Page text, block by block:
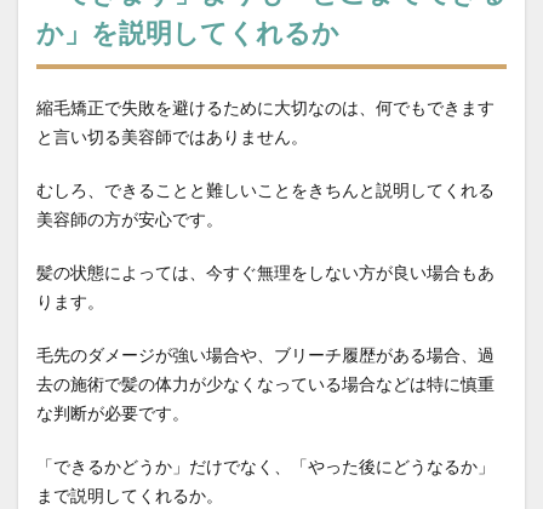
か」を説明してくれるか
縮毛矯正で失敗を避けるために大切なのは、何でもできます
と言い切る美容師ではありません。
むしろ、できることと難しいことをきちんと説明してくれる
美容師の方が安心です。
髪の状態によっては、今すぐ無理をしない方が良い場合もあ
ります。
毛先のダメージが強い場合や、ブリーチ履歴がある場合、過
去の施術で髪の体力が少なくなっている場合などは特に慎重
な判断が必要です。
「できるかどうか」だけでなく、「やった後にどうなるか」
まで説明してくれるか。
縮毛矯正専門店の価値
縮毛矯正専門店の薬剤
縮毛矯正当日のシャンプー
美容の力で支える医療
美容室崩壊とお待たせ
美容院で断られた
聖地離れとローカル回帰
脱縮毛矯正
自毛デビュー
自然に仕上がる縮毛矯正
薬剤開発
行政
近所の美容室の探し方
酸性ストレート
髪が硬い
髪が硬くならない縮毛矯正
髪の内部爆発
髪の呼吸
髪質改善でゴワゴワ
髪質改善の失敗 髪質改善失敗